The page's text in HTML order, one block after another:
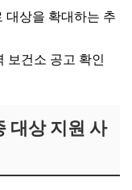
대상을 확대하는 추
보건소 공고 확인
대상 지원 사